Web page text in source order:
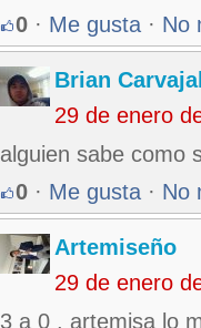
0 · Me gusta · No
Brian
29 de enero
alguien sabe como
0 · Me gusta · No
Artemiseño
29 de enero
3 a 0 , artemisa lo